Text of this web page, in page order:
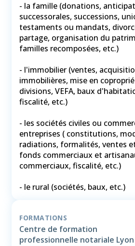
- la famille (donations,
successorales, successions,
testaments ou mandats,
partage, organisation du
familles recomposées, etc.)
- l'immobilier (ventes,
immobilières, mise en
divisions, VEFA, baux
fiscalité, etc.)
- les sociétés civiles ou
entreprises ( constitutions,
radiations, formalités, ventes
fonds commerciaux et
commerciaux, fiscalité, etc.)
FORMATIONS
Centre de formation
professionnelle notariale Lyon